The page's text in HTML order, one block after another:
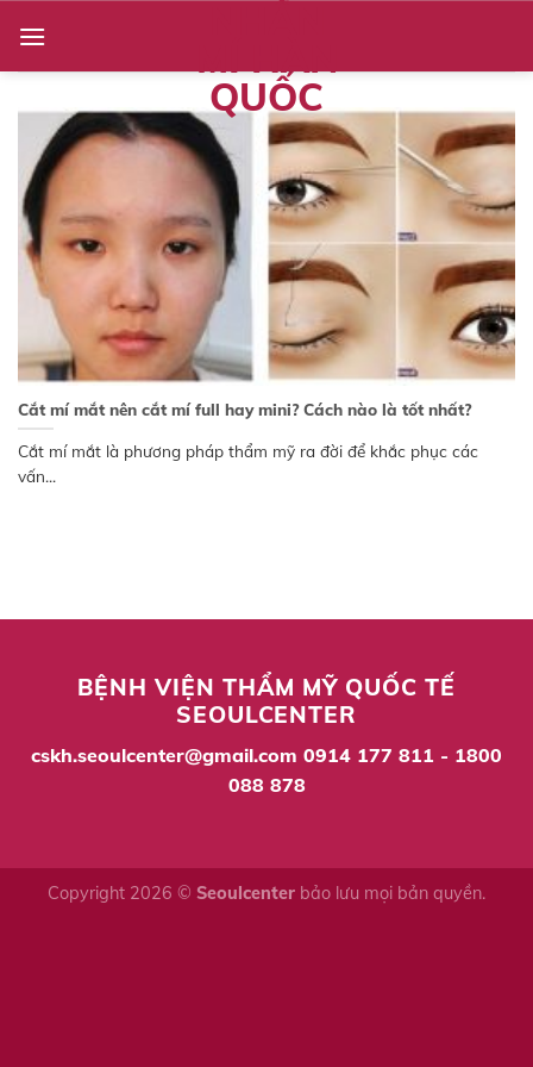
content
MÍ HÀN
QUỐC
Cắt mí mắt nên cắt mí full hay mini? Cách nào là tốt nhất?
Cắt mí mắt là phương pháp thẩm mỹ ra đời để khắc phục các
vấn...
BỆNH VIỆN THẨM MỸ QUỐC TẾ
SEOULCENTER
cskh.seoulcenter@gmail.com 0914 177 811 - 1800
088 878
Copyright 2026 © Seoulcenter bảo lưu mọi bản quyền.